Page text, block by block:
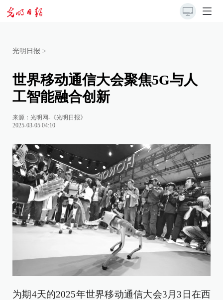
光明日报 >
世界移动通信大会聚焦5G与人
工智能融合创新
来源： 光明网-《光明日报》
2025-03-05 04:10
为期4天的2025年世界移动通信大会3月3日在西